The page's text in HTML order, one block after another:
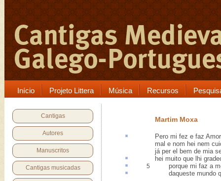
Início Projeto Littera Música Recursos
Cantigas
Autores
Manuscritos
Cantigas musicadas
Martim Moxa
Pero mi fez e faz Amor
mal e nom hei nem
já per el bem de mia
hei muito que lhi
5
porque mi faz a
daqueste mundo